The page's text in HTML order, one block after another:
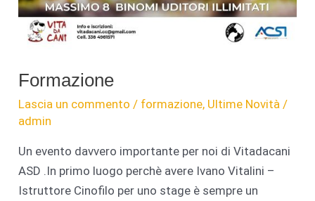
Formazione
Lascia un commento / formazione, Ultime Novità /
admin
Un evento davvero importante per noi di Vitadacani
ASD .In primo luogo perchè avere Ivano Vitalini –
Istruttore Cinofilo per uno stage è sempre un